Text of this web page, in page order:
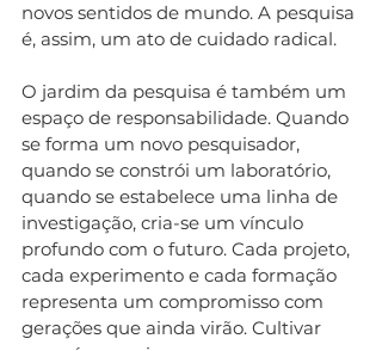
novos sentidos de mundo. A pesquisa
é, assim, um ato de cuidado radical.
O jardim da pesquisa é também um
espaço de responsabilidade. Quando
se forma um novo pesquisador,
quando se constrói um laboratório,
quando se estabelece uma linha de
investigação, cria-se um vínculo
profundo com o futuro. Cada projeto,
cada experimento e cada formação
representa um compromisso com
gerações que ainda virão. Cultivar